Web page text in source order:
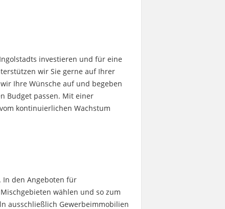
investieren und für eine
wir Sie gerne auf Ihrer
Ihre Wünsche auf und begeben
Budget passen. Mit einer
kontinuierlichen Wachstum
In den Angeboten für
wählen und so zum
ausschließlich Gewerbeimmobilien